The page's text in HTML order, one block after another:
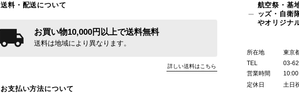
送料・配送について
お買い物10,000円以上で送料無料
送料は地域により異なります。
詳しい送料はこちら
お支払い方法について
航空祭・基
ッズ・自衛
やオリジナ
所在地
東京
TEL
03-
営業時間
定休日
土日